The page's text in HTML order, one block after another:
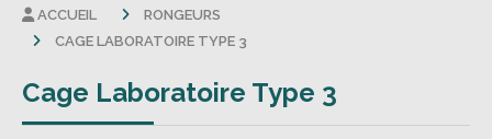
ACCUEIL
RONGEURS
CAGE LABORATOIRE TYPE 3
Cage Laboratoire Type 3